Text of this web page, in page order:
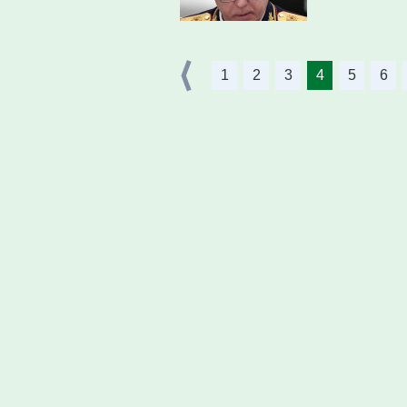
1 2 3 4 5 6